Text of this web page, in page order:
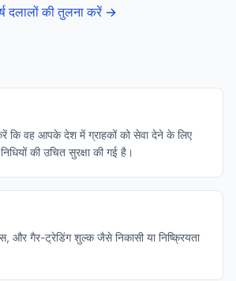
दलालों की तुलना करें →
कि वह आपके देश में ग्राहकों को सेवा देने के लिए
की उचित सुरक्षा की गई है।
और गैर-ट्रेडिंग शुल्क जैसे निकासी या निष्क्रियता